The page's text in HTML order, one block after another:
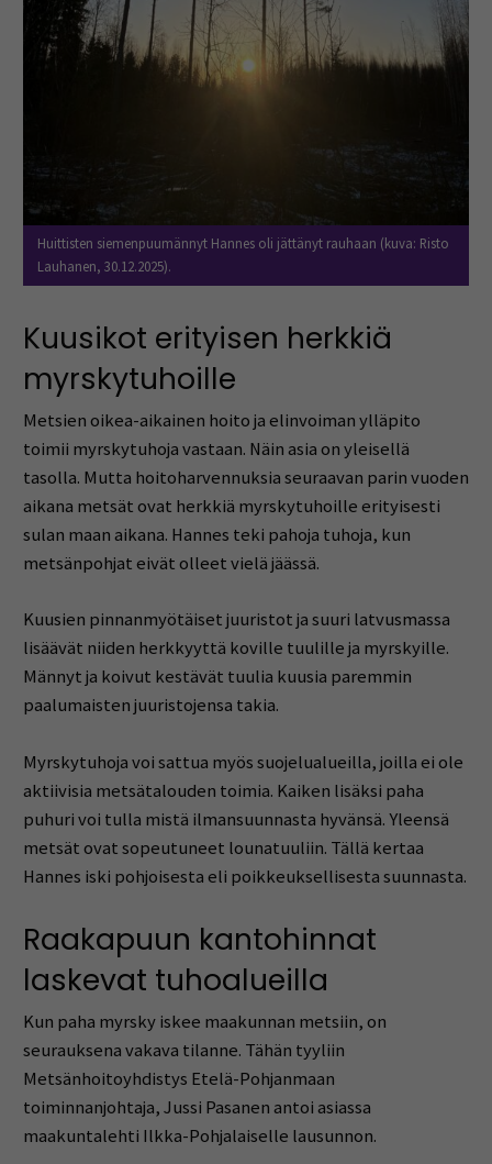
Huittisten siemenpuumännyt Hannes oli jättänyt rauhaan (kuva: Risto
Lauhanen, 30.12.2025).
Kuusikot erityisen herkkiä
myrskytuhoille
Metsien oikea-aikainen hoito ja elinvoiman ylläpito
toimii myrskytuhoja vastaan. Näin asia on yleisellä
tasolla. Mutta hoitoharvennuksia seuraavan parin vuoden
aikana metsät ovat herkkiä myrskytuhoille erityisesti
sulan maan aikana. Hannes teki pahoja tuhoja, kun
metsänpohjat eivät olleet vielä jäässä.
Kuusien pinnanmyötäiset juuristot ja suuri latvusmassa
lisäävät niiden herkkyyttä koville tuulille ja myrskyille.
Männyt ja koivut kestävät tuulia kuusia paremmin
paalumaisten juuristojensa takia.
Myrskytuhoja voi sattua myös suojelualueilla, joilla ei ole
aktiivisia metsätalouden toimia. Kaiken lisäksi paha
puhuri voi tulla mistä ilmansuunnasta hyvänsä. Yleensä
metsät ovat sopeutuneet lounatuuliin. Tällä kertaa
Hannes iski pohjoisesta eli poikkeuksellisesta suunnasta.
Raakapuun kantohinnat
laskevat tuhoalueilla
Kun paha myrsky iskee maakunnan metsiin, on
seurauksena vakava tilanne. Tähän tyyliin
Metsänhoitoyhdistys Etelä-Pohjanmaan
toiminnanjohtaja, Jussi Pasanen antoi asiassa
maakuntalehti Ilkka-Pohjalaiselle lausunnon.